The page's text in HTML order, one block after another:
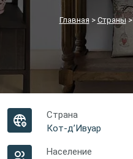
Главная > Страны>
Страна
Кот-д’Ивуар
Население